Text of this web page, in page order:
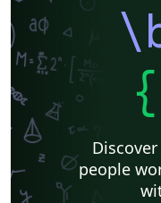
{
people